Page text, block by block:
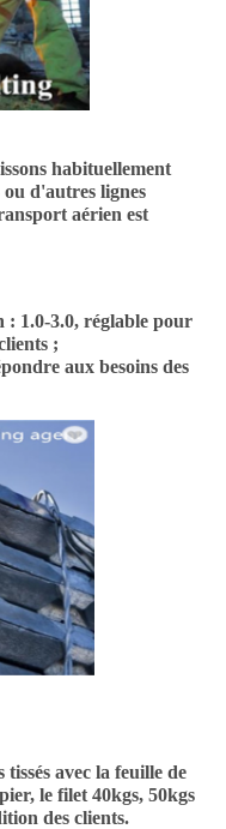
habituellement
d'autres lignes
aérien est
: 1.0-3.0, réglable pour
;
aux besoins des
avec la feuille de
le filet 40kgs, 50kgs
des clients.